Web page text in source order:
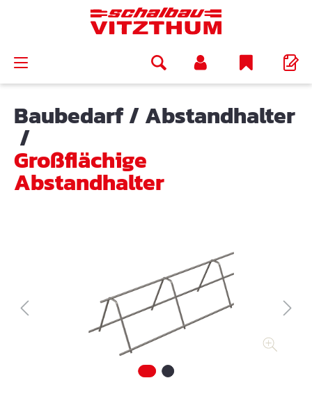
Baubedarf/Abstandhalter
/
Großflächige
Abstandhalter